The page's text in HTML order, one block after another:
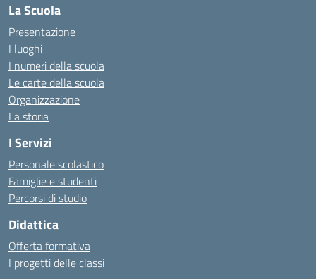
La Scuola
Presentazione
I luoghi
I numeri della scuola
Le carte della scuola
Organizzazione
La storia
I Servizi
Personale scolastico
Famiglie e studenti
Percorsi di studio
Didattica
Offerta formativa
I progetti delle classi